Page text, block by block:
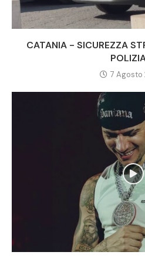
CATANIA - SICUREZZA
7 Agosto